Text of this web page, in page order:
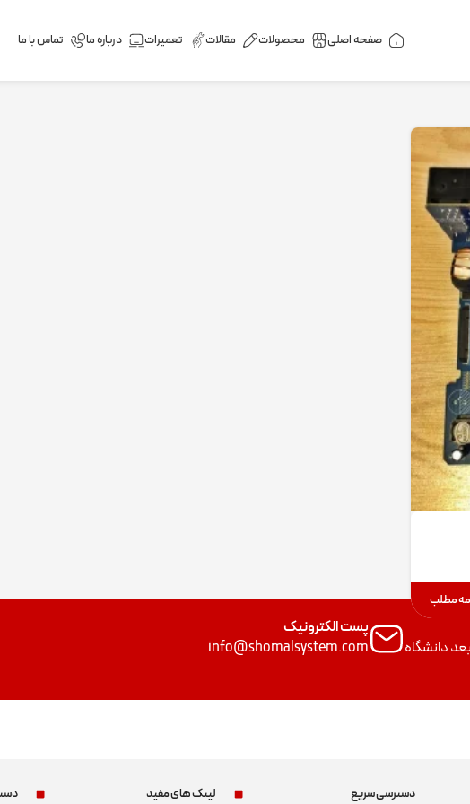
صفحه اصلی محصولات مقالات تعمیرات درباره ما تماس با ما
مطلب
پست الکترونیک
info@shomalsystem.com
دسترسی سریع
لینک های مفید